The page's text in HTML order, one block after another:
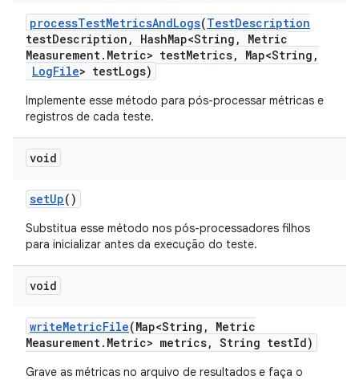
processTestMetricsAndLogs(TestDescription
testDescription , HashMap<String ,
Metric
Measurement. Metric> testMetrics, Map<String ,
LogFile> testLogs)
Implemente esse método para pós-processar métricas e
registros de cada teste.
void
setUp()
Substitua esse método nos pós-processadores filhos
para inicializar antes da execução do teste.
void
writeMetricFile(Map<String ,
Metric
Measurement. Metric> metrics, String testId)
Grave as métricas no arquivo de resultados e faça o